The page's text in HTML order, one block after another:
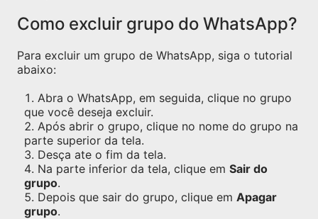
Como excluir grupo do WhatsApp?
Para excluir um grupo de WhatsApp, siga o tutorial
abaixo:
Abra o WhatsApp, em seguida, clique no grupo
que você deseja excluir.
Após abrir o grupo, clique no nome do grupo na
parte superior da tela.
Desça ate o fim da tela.
Na parte inferior da tela, clique em Sair do
grupo.
Depois que sair do grupo, clique em Apagar
grupo.